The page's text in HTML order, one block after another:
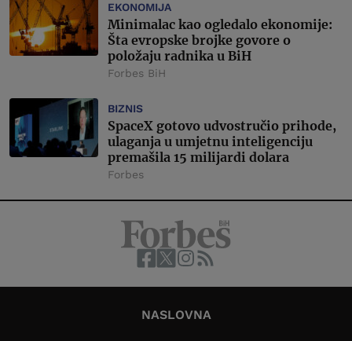
EKONOMIJA
Minimalac kao ogledalo ekonomije:
Šta evropske brojke govore o
položaju radnika u BiH
Forbes BiH
BIZNIS
SpaceX gotovo udvostručio prihode,
ulaganja u umjetnu inteligenciju
premašila 15 milijardi dolara
Forbes
NASLOVNA